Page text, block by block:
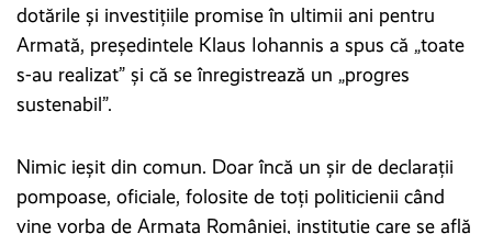
dotările și investițiile promise în ultimii ani pentru
Armată, președintele Klaus Iohannis a spus că „toate
s-au realizat” și că se înregistrează un „progres
sustenabil”.
Nimic ieșit din comun. Doar încă un șir de declarații
pompoase, oficiale, folosite de toți politicienii când
vine vorba de Armata României, instituție care se află